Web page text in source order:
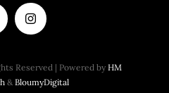
Reserved | Powered by HM
& BloumyDigital